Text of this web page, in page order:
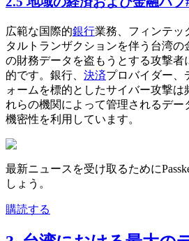
広範な国際的銀行業務、フィンテッ
タルトランザクションを伴う台湾
の財務データを盗もうとする攻撃者
的です。銀行、 決済プロバイダー、
ォームを標的としたサイバー攻撃は
れらの機関によって管理されるデー
機密性を利用しています。
最新ニュースを受け取るために
しょう。
購読する